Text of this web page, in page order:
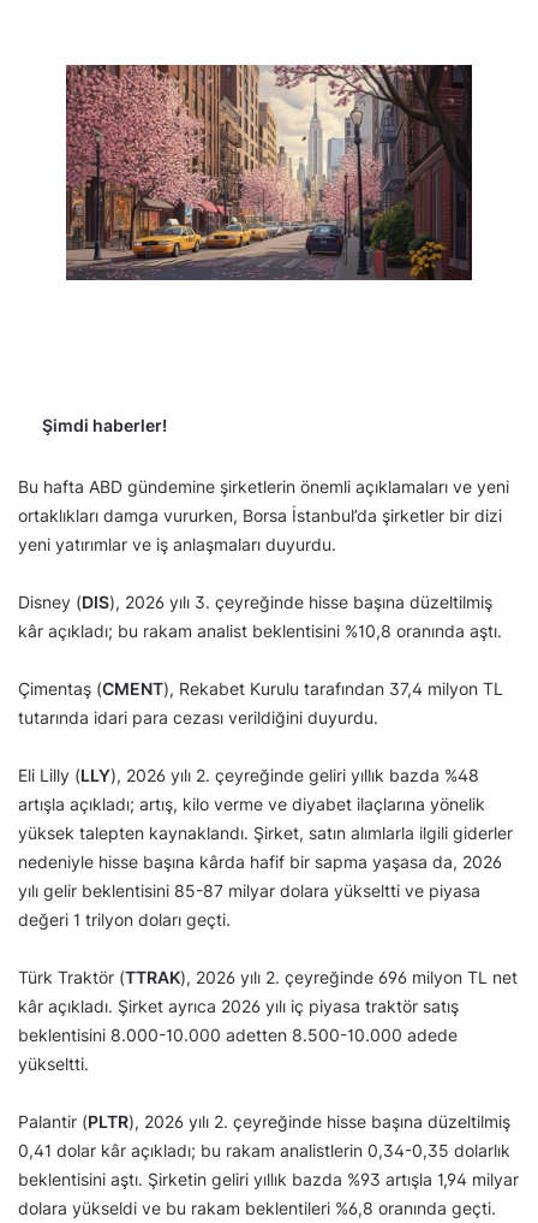
Şimdi haberler!
Bu hafta ABD gündemine şirketlerin önemli açıklamaları ve yeni
ortaklıkları damga vururken, Borsa İstanbul’da şirketler bir dizi
yeni yatırımlar ve iş anlaşmaları duyurdu.
Disney (DIS), 2026 yılı 3. çeyreğinde hisse başına düzeltilmiş
kâr açıkladı; bu rakam analist beklentisini %10,8 oranında aştı.
Çimentaş (CMENT), Rekabet Kurulu tarafından 37,4 milyon TL
tutarında idari para cezası verildiğini duyurdu.
Eli Lilly (LLY), 2026 yılı 2. çeyreğinde geliri yıllık bazda %48
artışla açıkladı; artış, kilo verme ve diyabet ilaçlarına yönelik
yüksek talepten kaynaklandı. Şirket, satın alımlarla ilgili giderler
nedeniyle hisse başına kârda hafif bir sapma yaşasa da, 2026
yılı gelir beklentisini 85-87 milyar dolara yükseltti ve piyasa
değeri 1 trilyon doları geçti.
Türk Traktör (TTRAK), 2026 yılı 2. çeyreğinde 696 milyon TL net
kâr açıkladı. Şirket ayrıca 2026 yılı iç piyasa traktör satış
beklentisini 8.000-10.000 adetten 8.500-10.000 adede
yükseltti.
Palantir (PLTR), 2026 yılı 2. çeyreğinde hisse başına düzeltilmiş
0,41 dolar kâr açıkladı; bu rakam analistlerin 0,34-0,35 dolarlık
beklentisini aştı. Şirketin geliri yıllık bazda %93 artışla 1,94 milyar
dolara yükseldi ve bu rakam beklentileri %6,8 oranında geçti.